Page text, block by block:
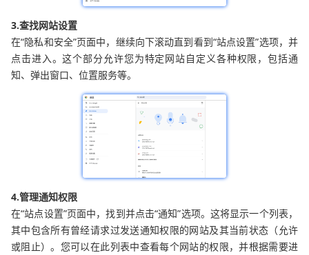
3.查找网站设置
在“隐私和安全”页面中，继续向下滚动直到看到“站点设置”选项，并
点击进入。这个部分允许您为特定网站自定义各种权限，包括通
知、弹出窗口、位置服务等。
4.管理通知权限
在“站点设置”页面中，找到并点击“通知”选项。这将显示一个列表，
其中包含所有曾经请求过发送通知权限的网站及其当前状态（允许
或阻止）。您可以在此列表中查看每个网站的权限，并根据需要进